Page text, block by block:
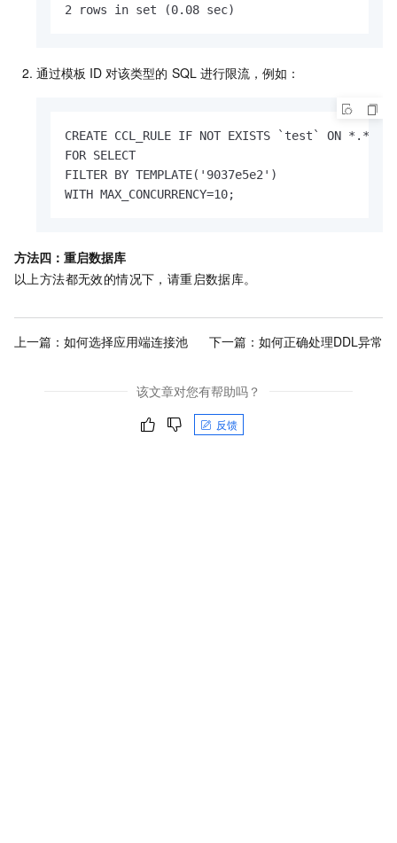
2 rows in set (0.08 sec)
通过模板 ID 对该类型的 SQL 进行限流，例如：
CREATE CCL_RULE IF NOT EXISTS `test` ON *.*
FOR SELECT
FILTER BY TEMPLATE('9037e5e2')
WITH MAX_CONCURRENCY=10;
方法四：重启数据库
以上方法都无效的情况下，请重启数据库。
上一篇： 如何选择应用端连接池 下一篇： 如何正确处理DDL异常
该文章对您有帮助吗？
反馈